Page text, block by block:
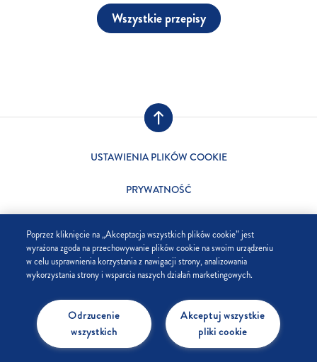
Wszystkie przepisy
USTAWIENIA PLIKÓW COOKIE
PRYWATNOŚĆ
FIRMA
KONTAKT
Poprzez kliknięcie na „Akceptacja wszystkich plików cookie” jest
wyrażona zgoda na przechowywanie plików cookie na swoim urządzeniu
w celu usprawnienia korzystania z nawigacji strony, analizowania
wykorzystania strony i wsparcia naszych działań marketingowych.
Akceptuj wszystkie
pliki cookie
Odrzucenie
wszystkich